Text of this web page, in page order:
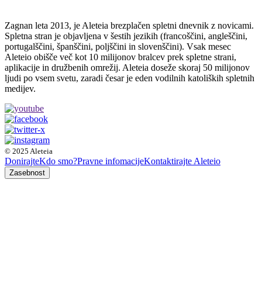
Zagnan leta 2013, je Aleteia brezplačen spletni dnevnik z novicami.
Spletna stran je objavljena v šestih jezikih (francoščini, angleščini,
portugalščini, španščini, poljščini in slovenščini). Vsak mesec
Aleteio obišče več kot 10 milijonov bralcev prek spletne strani,
aplikacije in družbenih omrežij. Aleteia doseže skoraj 50 milijonov
ljudi po vsem svetu, zaradi česar je eden vodilnih katoliških spletnih
medijev.
© 2025 Aleteia
DonirajteKdo smo?Pravne infomacijeKontaktirajte Aleteio
Zasebnost